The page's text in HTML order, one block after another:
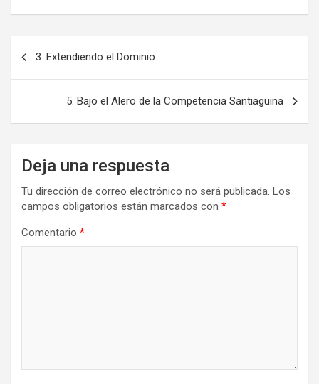
entradas
3. Extendiendo el Dominio
5. Bajo el Alero de la Competencia Santiaguina
Deja una respuesta
Tu dirección de correo electrónico no será publicada. Los
campos obligatorios están marcados con *
Comentario *